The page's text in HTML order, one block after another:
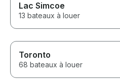
Lac Simcoe
13 bateaux à louer
Toronto
68 bateaux à louer